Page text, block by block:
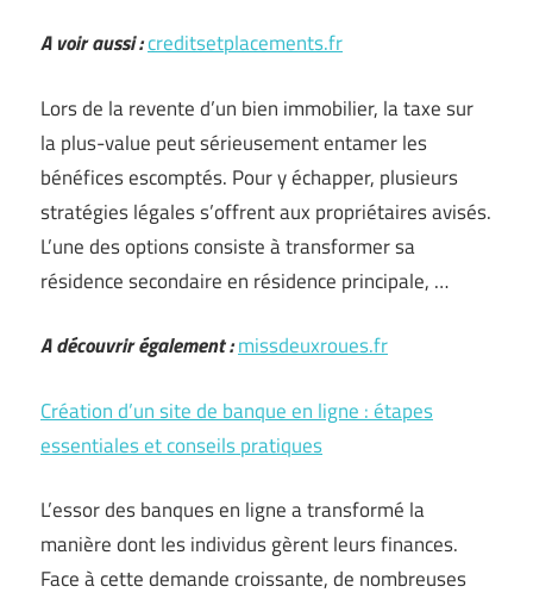
A voir aussi :creditsetplacements.fr
Lors de la revente d’un bien immobilier, la taxe sur
la plus-value peut sérieusement entamer les
bénéfices escomptés. Pour y échapper, plusieurs
stratégies légales s’offrent aux propriétaires avisés.
L’une des options consiste à transformer sa
résidence secondaire en résidence principale, …
A découvrir également :missdeuxroues.fr
Création d’un site de banque en ligne : étapes
essentiales et conseils pratiques
L’essor des banques en ligne a transformé la
manière dont les individus gèrent leurs finances.
Face à cette demande croissante, de nombreuses